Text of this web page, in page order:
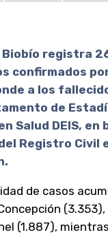
Biobío registra
confirmados
a los
de
Salud DEIS, en
Registro Civil
de casos
(3.353),
(1.887),